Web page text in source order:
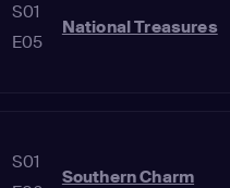
S01
E05
National Treasures
S01
Southern Charm